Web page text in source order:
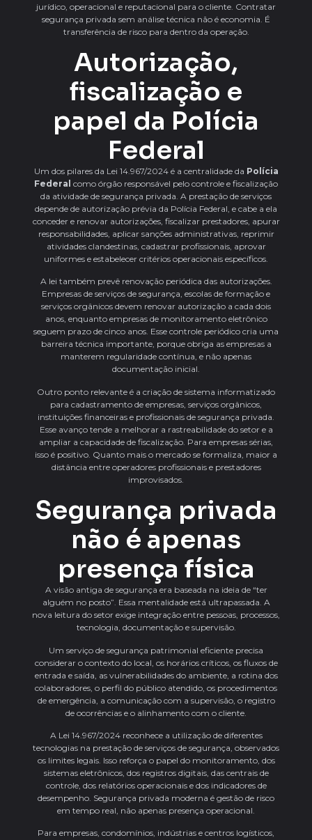
jurídico, operacional e reputacional para o cliente. Contratar
segurança privada sem análise técnica não é economia. É
transferência de risco para dentro da operação.
Autorização,
fiscalização e
papel da Polícia
Federal
Um dos pilares da Lei 14.967/2024 é a centralidade da Polícia
Federal como órgão responsável pelo controle e fiscalização
da atividade de segurança privada. A prestação de serviços
depende de autorização prévia da Polícia Federal, e cabe a ela
conceder e renovar autorizações, fiscalizar prestadores, apurar
responsabilidades, aplicar sanções administrativas, reprimir
atividades clandestinas, cadastrar profissionais, aprovar
uniformes e estabelecer critérios operacionais específicos.
A lei também prevê renovação periódica das autorizações.
Empresas de serviços de segurança, escolas de formação e
serviços orgânicos devem renovar autorização a cada dois
anos, enquanto empresas de monitoramento eletrônico
seguem prazo de cinco anos. Esse controle periódico cria uma
barreira técnica importante, porque obriga as empresas a
manterem regularidade contínua, e não apenas
documentação inicial.
Outro ponto relevante é a criação de sistema informatizado
para cadastramento de empresas, serviços orgânicos,
instituições financeiras e profissionais de segurança privada.
Esse avanço tende a melhorar a rastreabilidade do setor e a
ampliar a capacidade de fiscalização. Para empresas sérias,
isso é positivo. Quanto mais o mercado se formaliza, maior a
distância entre operadores profissionais e prestadores
improvisados.
Segurança privada
não é apenas
presença física
A visão antiga de segurança era baseada na ideia de “ter
alguém no posto”. Essa mentalidade está ultrapassada. A
nova leitura do setor exige integração entre pessoas, processos,
tecnologia, documentação e supervisão.
Um serviço de segurança patrimonial eficiente precisa
considerar o contexto do local, os horários críticos, os fluxos de
entrada e saída, as vulnerabilidades do ambiente, a rotina dos
colaboradores, o perfil do público atendido, os procedimentos
de emergência, a comunicação com a supervisão, o registro
de ocorrências e o alinhamento com o cliente.
A Lei 14.967/2024 reconhece a utilização de diferentes
tecnologias na prestação de serviços de segurança, observados
os limites legais. Isso reforça o papel do monitoramento, dos
sistemas eletrônicos, dos registros digitais, das centrais de
controle, dos relatórios operacionais e dos indicadores de
desempenho. Segurança privada moderna é gestão de risco
em tempo real, não apenas presença operacional.
Para empresas, condomínios, indústrias e centros logísticos,